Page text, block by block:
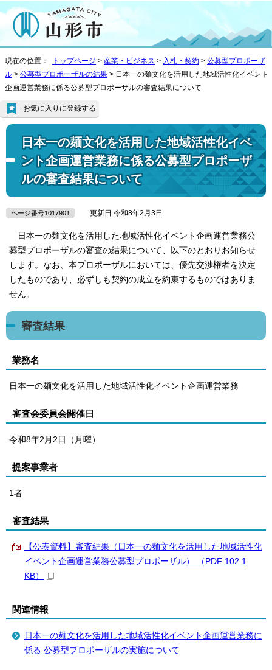
現在の位置： トップページ > 産業・ビジネス > 入札・契約 > 公募型プロポーザ
ル > 公募型プロポーザルの結果 > 日本一の麺文化を活用した地域活性化イベント
企画運営業務に係る公募型プロポーザルの審査結果について
日本一の麺文化を活用した地域活性化イベ
ント企画運営業務に係る公募型プロポーザ
ルの審査結果について
お気に入りに登録する
ページ番号1017901 更新日 令和8年2月3日
日本一の麺文化を活用した地域活性化イベント企画運営業務公
募型プロポーザルの審査の結果について、以下のとおりお知らせ
します。なお、本プロポーザルにおいては、優先交渉権者を決定
したものであり、必ずしも契約の成立を約束するものではありま
せん。
審査結果
業務名
日本一の麺文化を活用した地域活性化イベント企画運営業務
審査会委員会開催日
令和8年2月2日（月曜）
提案事業者
1者
審査結果
【公表資料】審査結果（日本一の麺文化を活用した地域活性化
イベント企画運営業務公募型プロポーザル） （PDF 102.1
KB）
関連情報
日本一の麺文化を活用した地域活性化イベント企画運営業務に
係る 公募型プロポーザルの実施について